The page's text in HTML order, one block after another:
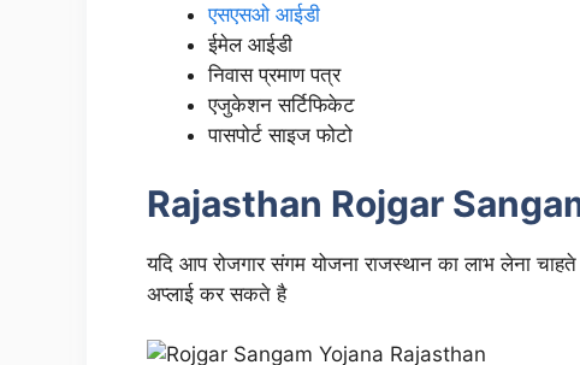
एसएसओ आईडी
ईमेल आईडी
निवास प्रमाण पत्र
एजुकेशन सर्टिफिकेट
पासपोर्ट साइज फोटो
Rajasthan Rojgar
यदि आप रोजगार संगम योजना राजस्थान का लाभ लेना
अप्लाई कर सकते है